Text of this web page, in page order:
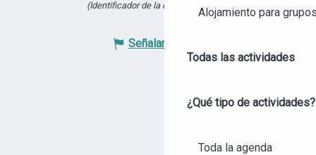
Alojamiento para
Todas las actividades
¿Qué tipo de actividades?
Toda la agenda
(Identificador de la oferta :
7432673
Señalar un error